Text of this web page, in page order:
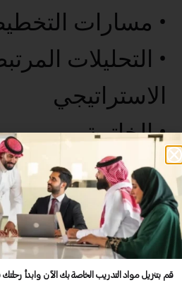
• مسارات
• التحليلات
الاستراتيجي
• الخاتمة
عدد غير محدود من المستخدمين
تدريب أكبر عدد تريده من المشاركين في
قم بتنزيل مواد التدريب الخاصة بك الآن وابدأ رحلتك